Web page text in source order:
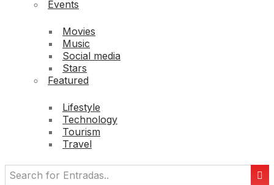
Events
Movies
Music
Social media
Stars
Featured
Lifestyle
Technology
Tourism
Travel